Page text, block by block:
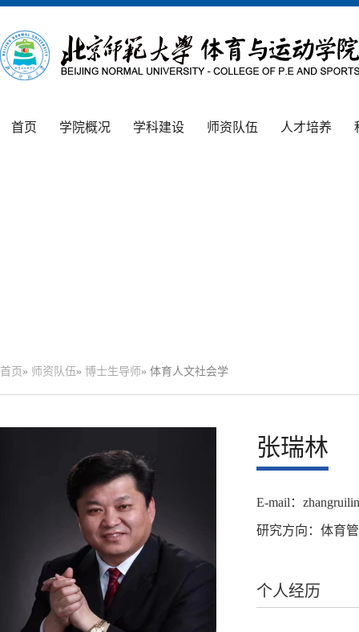
首页 学院概况 学科建设 师资队伍 人才培养
首页 » 师资队伍 » 博士生导师» 体育人文社会学
张瑞林
E-mail：
研究方向：体育
个人经历